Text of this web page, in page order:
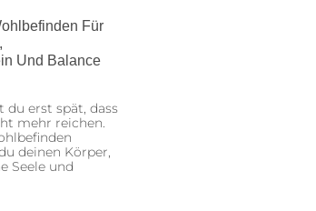
Für
Und Balance
du erst spät, dass
mehr reichen.
deinen Körper,
Seele und